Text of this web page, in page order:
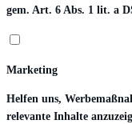
gem. Art. 6 Abs. 1 lit. a
Marketing
Helfen uns,
relevante Inhalte